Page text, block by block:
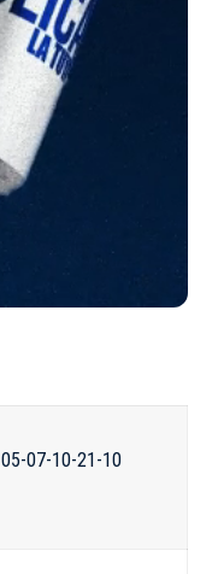
05-07-10-21-10